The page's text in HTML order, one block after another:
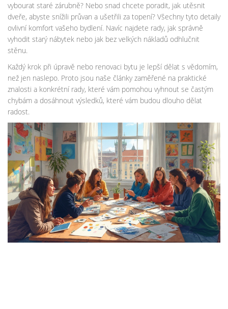
vybourat staré zárubně? Nebo snad chcete poradit, jak utěsnit
dveře, abyste snížili průvan a ušetřili za topení? Všechny tyto detaily
ovlivní komfort vašeho bydlení. Navíc najdete rady, jak správně
vyhodit starý nábytek nebo jak bez velkých nákladů odhlučnit
stěnu.
Každý krok při úpravě nebo renovaci bytu je lepší dělat s vědomím,
než jen naslepo. Proto jsou naše články zaměřené na praktické
znalosti a konkrétní rady, které vám pomohou vyhnout se častým
chybám a dosáhnout výsledků, které vám budou dlouho dělat
radost.